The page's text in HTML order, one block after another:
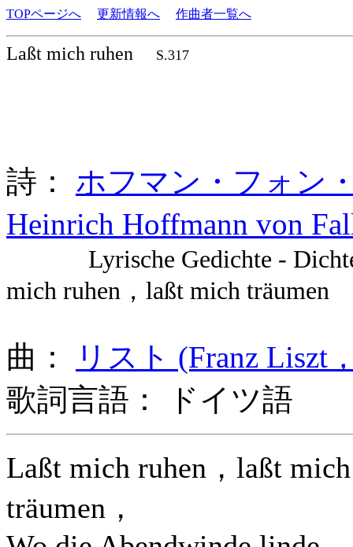
TOPページへ 更新情報へ 作曲者一覧へ
Laßt mich ruhen S.317
詩： ホフマン・フォン
Heinrich Hoffmann von
Lyrische Gedichte -
mich ruhen，laßt mich träumen
曲：
リスト (Franz Liszt
歌詞言語： ドイツ語
Laßt mich ruhen，laßt mich
träumen，